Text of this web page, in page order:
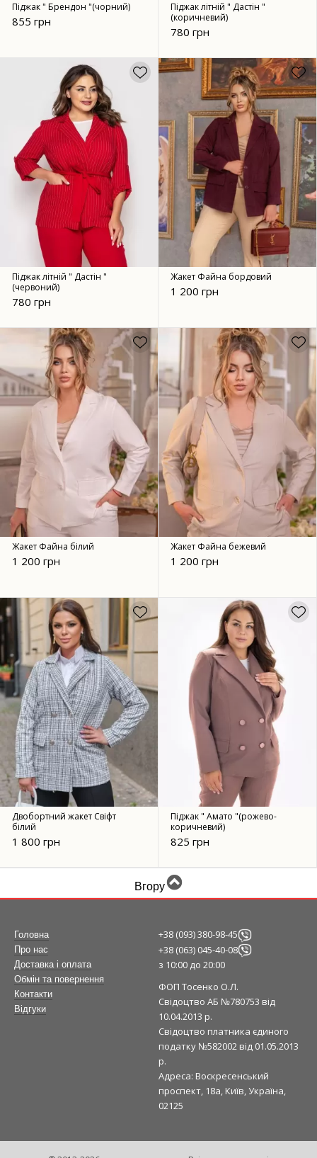
Піджак " Брендон "(чорний)
855 грн
Піджак літній " Дастін "
(коричневий)
780 грн
Піджак літній " Дастін "
(червоний)
780 грн
Жакет Файна бордовий
1 200 грн
Жакет Файна білий
1 200 грн
Жакет Файна бежевий
1 200 грн
Двобортний жакет Свіфт
білий
1 800 грн
Піджак " Амато "(рожево-
коричневий)
825 грн
Вгору
Головна
Про нас
Доставка і оплата
Обмін та повернення
Контакти
Відгуки
+38 (093) 380-98-45
+38 (063) 045-40-08
з 10:00 до 20:00
ФОП Тосенко О.Л.
Свідоцтво АБ №780753 від
10.04.2013 р.
Свідоцтво платника єдиного
податку №582002 від 01.05.2013
р.
Адреса: Воскресенський
проспект, 18а, Київ, Україна,
02125